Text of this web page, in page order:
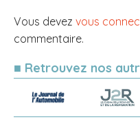
Vous devez vous
commentaire.
■ Retrouvez nos